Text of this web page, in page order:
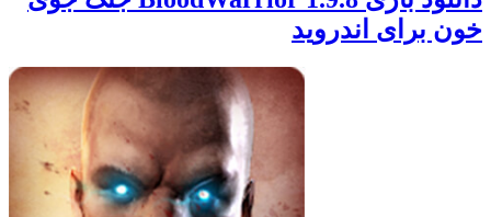
خون برای اندروید